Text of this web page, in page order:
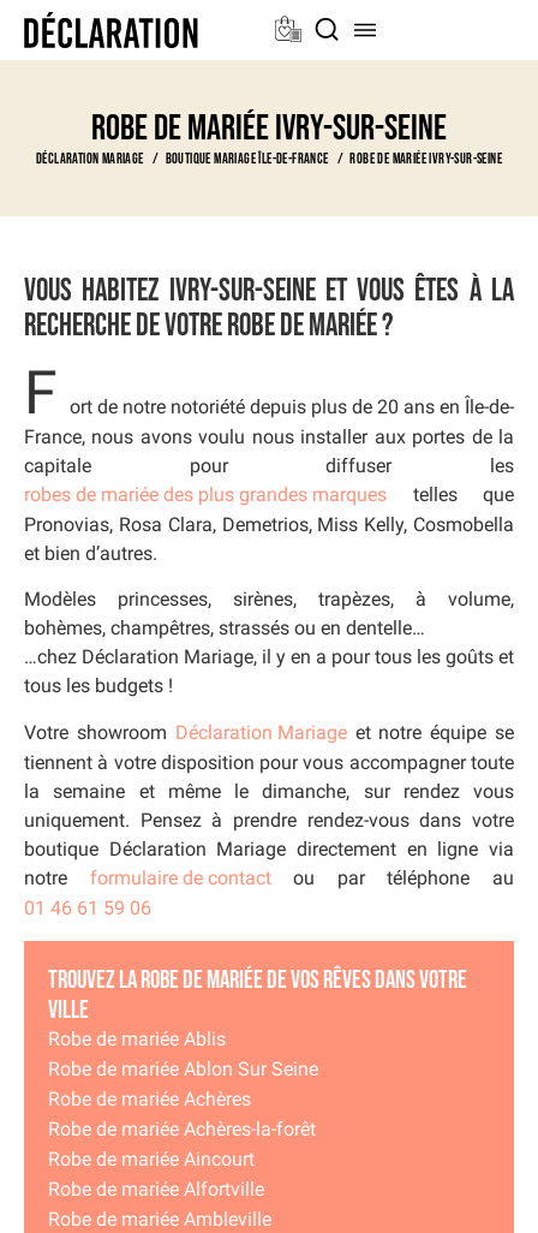
Robe de mariée Ivry-sur-seine
Déclaration Mariage Boutique Mariage Île-de-France Robe de mariée Ivry-sur-seine
Vous habitez Ivry-sur-seine et vous êtes à la
recherche de votre robe de mariée ?
F ort de notre notoriété depuis plus de 20 ans en Île-de-
France, nous avons voulu nous installer aux portes de la
capitale pour diffuser les
robes de mariée des plus grandes marques telles que
Pronovias, Rosa Clara, Demetrios, Miss Kelly, Cosmobella
et bien d’autres.
Modèles princesses, sirènes, trapèzes, à volume,
bohèmes, champêtres, strassés ou en dentelle…
…chez Déclaration Mariage, il y en a pour tous les goûts et
tous les budgets !
Votre showroom Déclaration Mariageet notre équipe se
tiennent à votre disposition pour vous accompagner toute
la semaine et même le dimanche, sur rendez vous
uniquement. Pensez à prendre rendez-vous dans votre
boutique Déclaration Mariage directement en ligne via
notre formulaire de contactou par téléphone au
01 46 61 59 06
Trouvez la robe de mariée de vos rêves dans votre
ville
Robe de mariée Ablis
Robe de mariée Ablon Sur Seine
Robe de mariée Achères
Robe de mariée Achères-la-forêt
Robe de mariée Aincourt
Robe de mariée Alfortville
Robe de mariée Ambleville